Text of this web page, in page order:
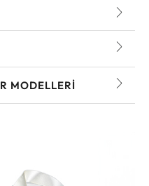
MODELLERI